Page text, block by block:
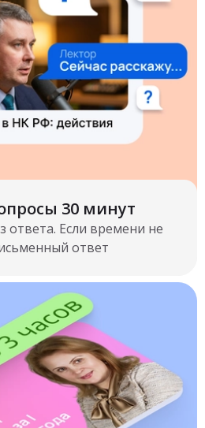
30 минут
ответа. Если времени не
ответ